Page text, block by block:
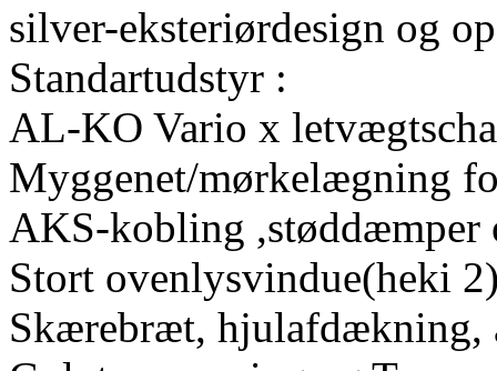
silver-eksteriørdesign og
Standartudstyr :
AL-KO Vario x
Myggenet/mørkelægning
AKS-kobling ,støddæmper
Stort ovenlysvindue(heki
Skærebræt, hjulafdækning,